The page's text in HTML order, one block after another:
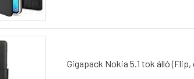
Gigapack Nokia 5.1 tok álló